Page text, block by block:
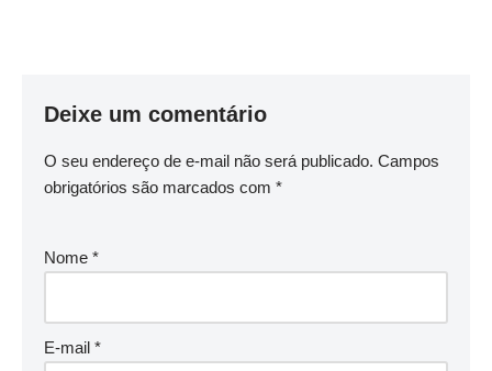
Deixe um comentário
O seu endereço de e-mail não será publicado. Campos
obrigatórios são marcados com *
Nome *
E-mail *